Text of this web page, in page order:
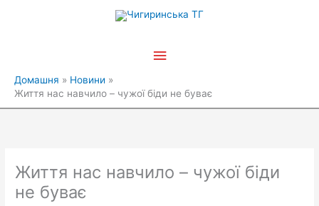
Головне
Домашня
Новини
Життя нас навчило – чужої біди не буває
Життя нас навчило – чужої біди
не буває